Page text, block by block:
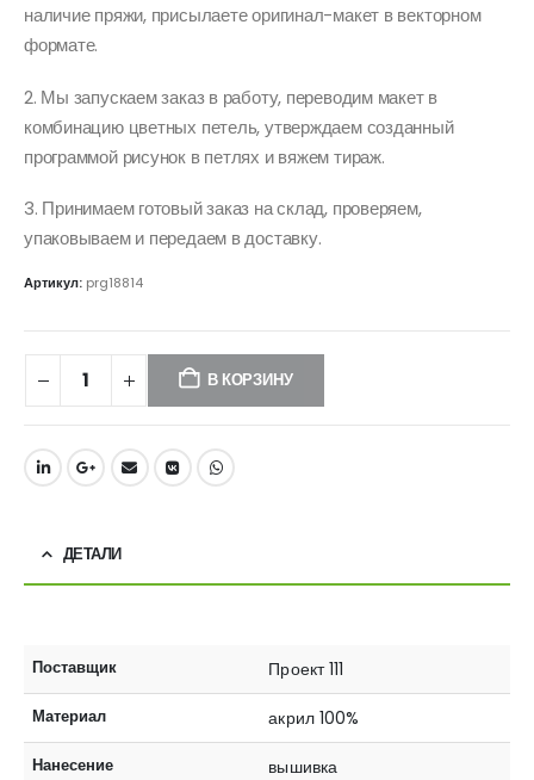
наличие пряжи, присылаете оригинал-макет в векторном
формате.
2. Мы запускаем заказ в работу, переводим макет в
комбинацию цветных петель, утверждаем созданный
программой рисунок в петлях и вяжем тираж.
3. Принимаем готовый заказ на склад, проверяем,
упаковываем и передаем в доставку.
Артикул: prg18814
В КОРЗИНУ
ДЕТАЛИ
Поставщик Проект 111
Материал акрил 100%
Нанесение вышивка